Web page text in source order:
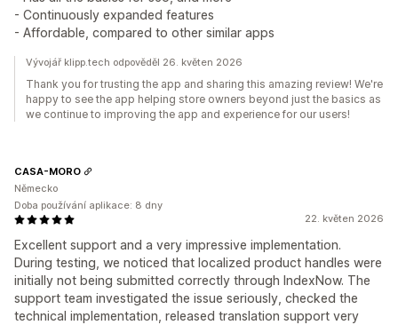
- Continuously expanded features
- Affordable, compared to other similar apps
Vývojář klipp.tech odpověděl 26. květen 2026
Thank you for trusting the app and sharing this amazing review! We're
happy to see the app helping store owners beyond just the basics as
we continue to improving the app and experience for our users!
22. květen 2026
Excellent support and a very impressive implementation.
During testing, we noticed that localized product handles were
initially not being submitted correctly through IndexNow. The
support team investigated the issue seriously, checked the
technical implementation, released translation support very
CASA-MORO
Německo
Doba používání aplikace: 8 dny